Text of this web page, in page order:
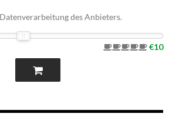
des Anbieters.
€10